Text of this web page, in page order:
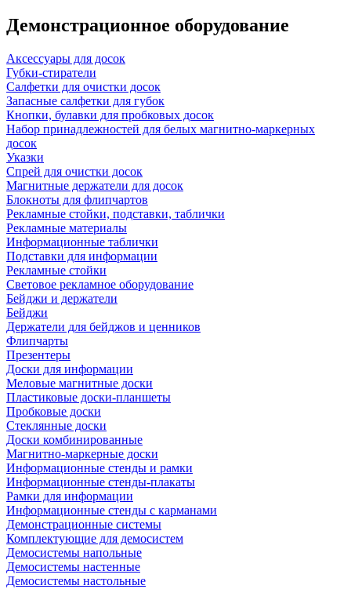
Демонстрационное оборудование
Аксессуары для досок
Губки-стиратели
Салфетки для очистки досок
Запасные салфетки для губок
Кнопки, булавки для пробковых досок
Набор принадлежностей для белых магнитно-маркерных
досок
Указки
Спрей для очистки досок
Магнитные держатели для досок
Блокноты для флипчартов
Рекламные стойки, подставки, таблички
Рекламные материалы
Информационные таблички
Подставки для информации
Рекламные стойки
Световое рекламное оборудование
Бейджи и держатели
Бейджи
Держатели для бейджов и ценников
Флипчарты
Презентеры
Доски для информации
Меловые магнитные доски
Пластиковые доски-планшеты
Пробковые доски
Стеклянные доски
Доски комбинированные
Магнитно-маркерные доски
Информационные стенды и рамки
Информационные стенды-плакаты
Рамки для информации
Информационные стенды с карманами
Демонстрационные системы
Комплектующие для демосистем
Демосистемы напольные
Демосистемы настенные
Демосистемы настольные